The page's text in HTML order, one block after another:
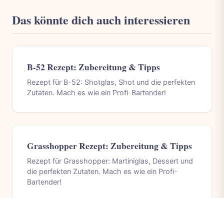
Das könnte dich auch interessieren
B-52 Rezept: Zubereitung & Tipps
Rezept für B-52: Shotglas, Shot und die perfekten
Zutaten. Mach es wie ein Profi-Bartender!
Grasshopper Rezept: Zubereitung & Tipps
Rezept für Grasshopper: Martiniglas, Dessert und
die perfekten Zutaten. Mach es wie ein Profi-
Bartender!